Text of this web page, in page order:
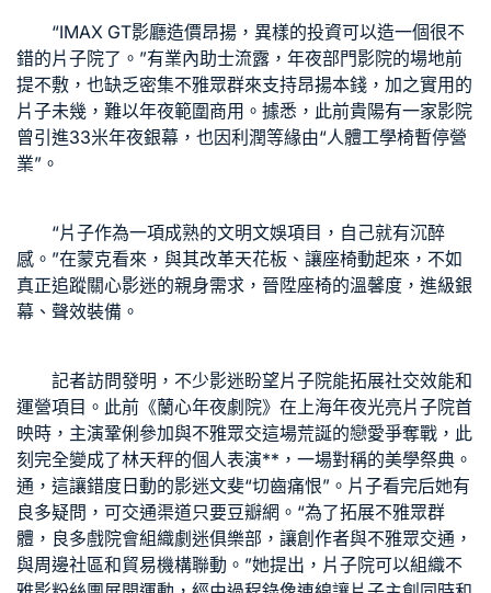
“IMAX GT影廳造價昂揚，異樣的投資可以造一個很不
錯的片子院了。”有業內助士流露，年夜部門影院的場地前
提不敷，也缺乏密集不雅眾群來支持昂揚本錢，加之實用的
片子未幾，難以年夜範圍商用。據悉，此前貴陽有一家影院
曾引進33米年夜銀幕，也因利潤等緣由“人體工學椅暫停營
業”。
“片子作為一項成熟的文明文娛項目，自己就有沉醉
感。”在蒙克看來，與其改革天花板、讓座椅動起來，不如
真正追蹤關心影迷的親身需求，晉陞座椅的溫馨度，進級銀
幕、聲效裝備。
記者訪問發明，不少影迷盼望片子院能拓展社交效能和
運營項目。此前《蘭心年夜劇院》在上海年夜光亮片子院首
映時，主演鞏俐參加與不雅眾交這場荒誕的戀愛爭奪戰，此
刻完全變成了林天秤的個人表演**，一場對稱的美學祭典。
通，這讓錯度日動的影迷文斐“切齒痛恨”。片子看完后她有
良多疑問，可交通渠道只要豆瓣網。“為了拓展不雅眾群
體，良多戲院會組織劇迷俱樂部，讓創作者與不雅眾交通，
與周邊社區和貿易機構聯動。”她提出，片子院可以組織不